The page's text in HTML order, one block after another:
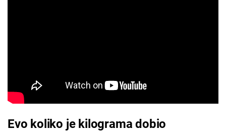
Evo koliko je kilograma dobio